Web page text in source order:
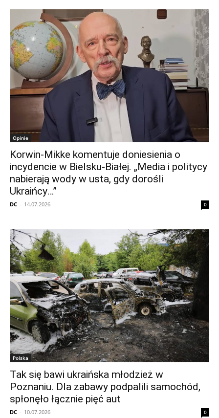
Opinie
Korwin-Mikke komentuje doniesienia o
incydencie w Bielsku-Białej. „Media i politycy
nabierają wody w usta, gdy dorośli
Ukraińcy…”
DC - 14.07.2026 0
Polska
Tak się bawi ukraińska młodzież w
Poznaniu. Dla zabawy podpalili samochód,
spłonęło łącznie pięć aut
DC - 10.07.2026 0